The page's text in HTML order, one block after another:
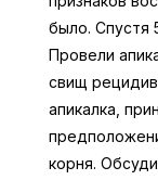
было. Спустя
Провели
свищ
апикалка,
корня.